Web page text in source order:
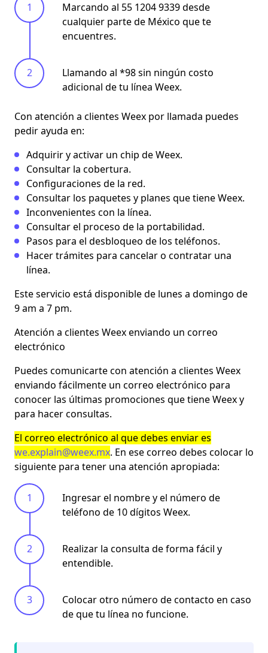
Marcando al 55 1204 9339 desde
cualquier parte de México que te
encuentres.
Llamando al *98 sin ningún costo
adicional de tu línea Weex.
Con atención a clientes Weex por llamada puedes
pedir ayuda en:
Adquirir y activar un chip de Weex.
Consultar la cobertura.
Configuraciones de la red.
Consultar los paquetes y planes que tiene Weex.
Inconvenientes con la línea.
Consultar el proceso de la portabilidad.
Pasos para el desbloqueo de los teléfonos.
Hacer trámites para cancelar o contratar una
línea.
Este servicio está disponible de lunes a domingo de
9 am a 7 pm.
Atención a clientes Weex enviando un correo
electrónico
Puedes comunicarte con atención a clientes Weex
enviando fácilmente un correo electrónico para
conocer las últimas promociones que tiene Weex y
para hacer consultas.
El correo electrónico al que debes enviar es
we.explain@weex.mx. En ese correo debes colocar lo
siguiente para tener una atención apropiada:
Ingresar el nombre y el número de
teléfono de 10 dígitos Weex.
Realizar la consulta de forma fácil y
entendible.
Colocar otro número de contacto en caso
de que tu línea no funcione.